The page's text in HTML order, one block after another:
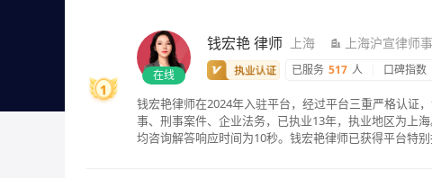
1
在线
钱宏艳律师 上海 上海沪宣律师
已服务 517 人 口碑指数
钱宏艳律师在2024年入驻平台，经过平台三重严格认证
事、刑事案件、企业法务，已执业13年，执业地区为上
均咨询解答响应时间为10秒。钱宏艳律师已获得平台特别